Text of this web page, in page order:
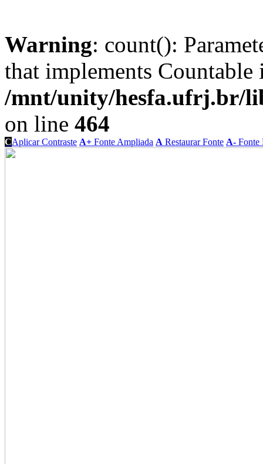
Warning: count():
that implements Countable
/mnt/unity/hesfa.ufrj.br/
on line 464
CAplicar Contraste A+ Fonte Ampliada A Restaurar Fonte A- Fonte